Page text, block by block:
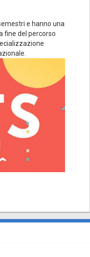
e hanno una
fine del percorso